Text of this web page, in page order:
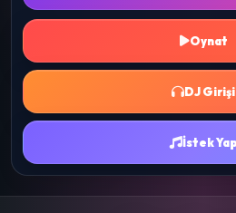
Oynat
DJ Girişi
İstek Yap